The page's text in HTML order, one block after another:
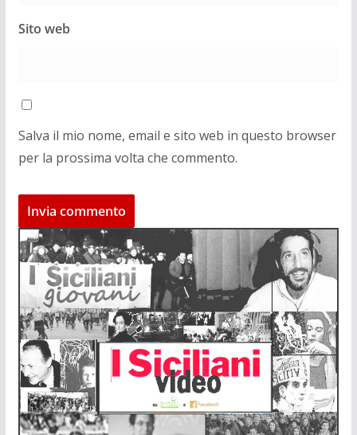
Sito web
Salva il mio nome, email e sito web in questo browser
per la prossima volta che commento.